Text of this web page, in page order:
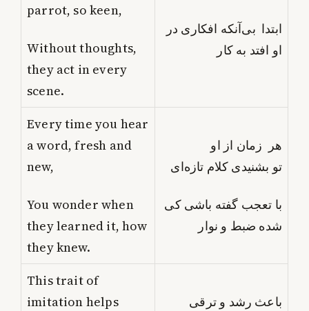
parrot, so keen,
Without thoughts,
they act in every
scene.
ابتدا بی‌آنکه افکاری در
او افتد به کار
Every time you hear
a word, fresh and
new,
You wonder when
they learned it, how
they knew.
هر زمان از او
تو بشنیدی کلام تازه‌ای
با تعجب گفته باشی کی
شده ضبط و نوار
This trait of
imitation helps
باعث رشد و ترقی